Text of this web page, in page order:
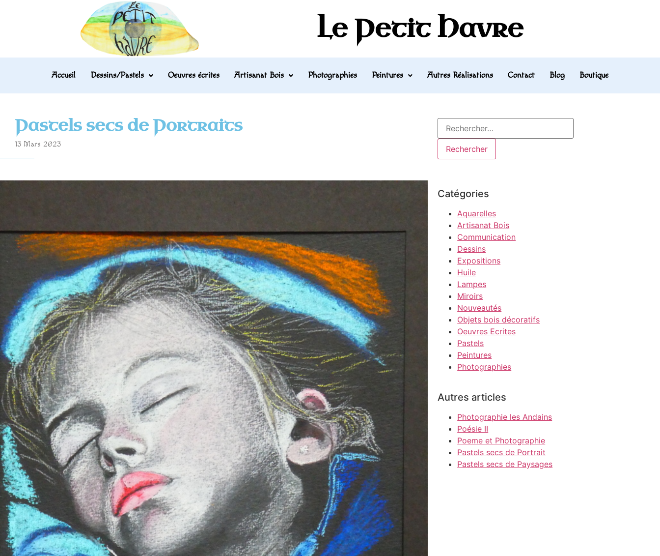
Le Petit Havre
Accueil Dessins/Pastels Oeuvres écrites Artisanat Bois Photographies Peintures Autres Réalisations Contact Blog Boutique
Pastels secs de Portraits
13 Mars 2023
Catégories
Aquarelles
Artisanat Bois
Communication
Dessins
Expositions
Huile
Lampes
Miroirs
Nouveautés
Objets bois décoratifs
Oeuvres Ecrites
Pastels
Peintures
Photographies
Autres articles
Photographie les Andains
Poésie II
Poeme et Photographie
Pastels secs de Portrait
Pastels secs de Paysages